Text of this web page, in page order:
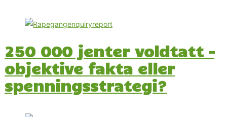
250 000 jenter voldtatt –
objektive fakta eller
spenningsstrategi?